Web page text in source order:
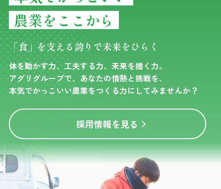
農業をここから
「食」を支える誇りで未来をひらく
体を動かす力、工夫する力、未来を描く力。
アグリグループで、あなたの情熱と挑戦を、
本気でかっこいい農業をつくる力にしてみませんか？
採用情報を見る